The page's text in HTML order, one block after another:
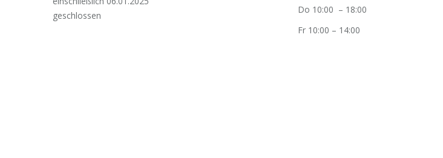
geschlossen
Do 10:00 – 18:00
Fr 10:00 – 14:00